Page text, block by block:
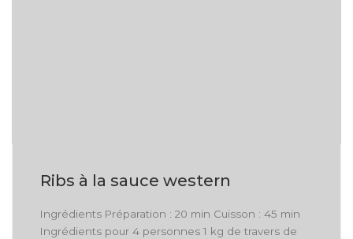
Ribs à la sauce western
Ingrédients Préparation : 20 min Cuisson : 45 min
Ingrédients pour 4 personnes 1 kg de travers de